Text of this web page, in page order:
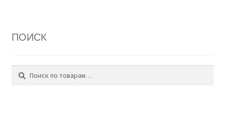
ПОИСК
Искать:
Поиск